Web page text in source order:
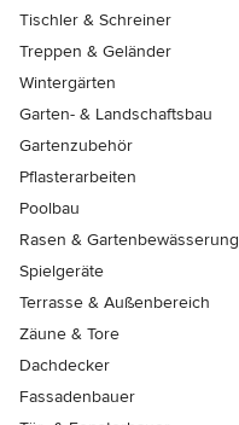
Tischler & Schreiner
Treppen & Geländer
Wintergärten
Garten- & Landschaftsbau
Gartenzubehör
Pflasterarbeiten
Poolbau
Rasen & Gartenbewässerung
Spielgeräte
Terrasse & Außenbereich
Zäune & Tore
Dachdecker
Fassadenbauer